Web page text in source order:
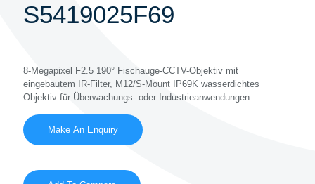
S5419025F69
8-Megapixel F2.5 190° Fischauge-CCTV-Objektiv mit
eingebautem IR-Filter, M12/S-Mount IP69K wasserdichtes
Objektiv für Überwachungs- oder Industrieanwendungen.